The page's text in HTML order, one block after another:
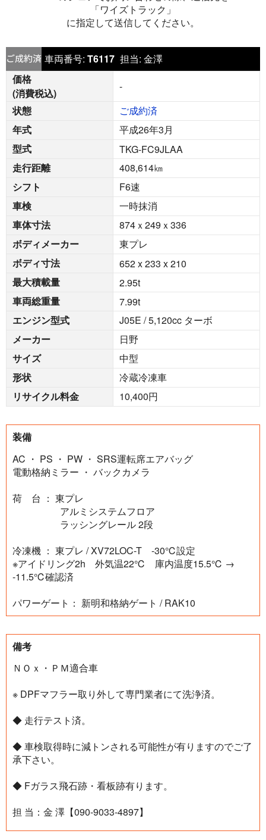
「ワイズトラック」
に指定して送信してください。
車両番号: T6117 担当: 金澤
価格
(消費税込)
-
状態
ご成約済
年式
平成26年3月
型式
TKG-FC9JLAA
走行距離
408,614㎞
シフト
F6速
車検
一時抹消
車体寸法
874ｘ249ｘ336
ボディメーカー
東プレ
ボディ寸法
652 x 233 x 210
最大積載量
2.95t
車両総重量
7.99t
エンジン型式
J05E / 5,120cc ターボ
メーカー
日野
サイズ
中型
形状
冷蔵冷凍車
リサイクル料金
10,400円
装備
AC ・ PS ・ PW ・ SRS運転席エアバッグ
電動格納ミラー ・ バックカメラ
荷 台 ： 東プレ
アルミシステムフロア
ラッシングレール 2段
冷凍機 ： 東プレ / XV72LOC-T -30℃設定
※アイドリング2h 外気温22℃ 庫内温度15.5℃ →
-11.5℃確認済
パワーゲート： 新明和格納ゲート / RAK10
備考
ＮＯｘ・ＰＭ適合車
※ DPFマフラー取り外して専門業者にて洗浄済。
◆ 走行テスト済。
◆ 車検取得時に減トンされる可能性が有りますのでご了
承下さい。
◆ Fガラス飛石跡・看板跡有ります。
担 当：金 澤【090-9033-4897】